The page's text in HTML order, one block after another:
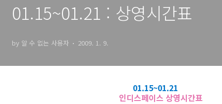
01.15~01.21 : 상영시간표
by 알 수 없는 사용자 2009. 1. 9.
01.15~01.21
인디스페이스 상영시간표